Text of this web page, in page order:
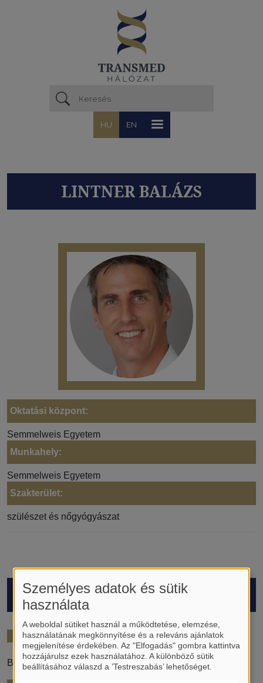
HU EN
LINTNER BALÁZS
Oktatási központ:
Semmelweis Egyetem
Munkahely:
Semmelweis Egyetem
Szakterület:
szülészet és nőgyógyászat
HALLGATÓK
2021/22
Baradács István
Személyes adatok és sütik
használata
A weboldal sütiket használ a működtetése, elemzése,
használatának megkönnyítése és a releváns ajánlatok
megjelenítése érdekében. Az "Elfogadás" gombra kattintva
hozzájárulsz ezek használatához. A különböző sütik
beállításához válaszd a ’Testreszabás’ lehetőséget.